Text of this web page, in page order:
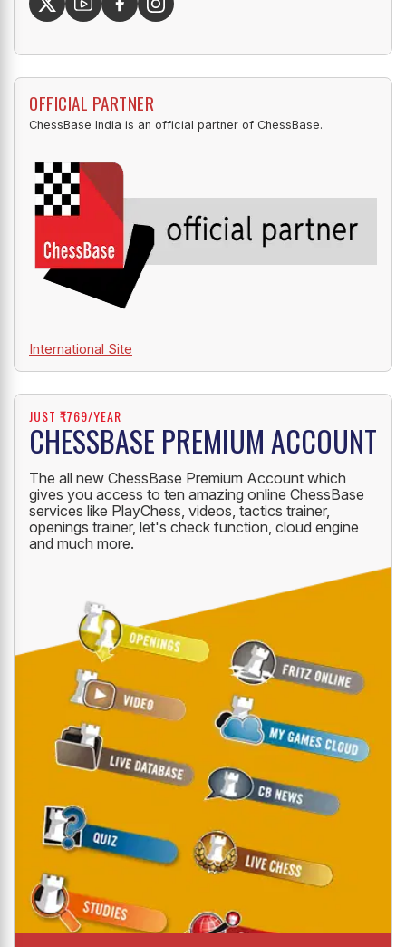
OFFICIAL PARTNER
ChessBase India is an official partner of ChessBase.
International Site
JUST ₹1769/YEAR
CHESSBASE PREMIUM ACCOUNT
The all new ChessBase Premium Account which
gives you access to ten amazing online ChessBase
services like PlayChess, videos, tactics trainer,
openings trainer, let's check function, cloud engine
and much more.